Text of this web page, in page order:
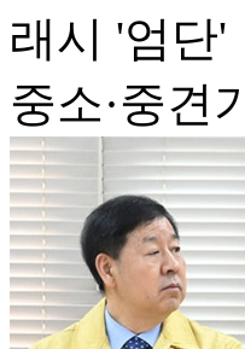
래시 '엄단'
중소·중견